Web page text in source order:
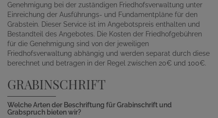
Genehmigung bei der zuständigen Friedhofsverwaltung unter
Einreichung der Ausführungs- und Fundamentpläne für den
Grabstein. Dieser Service ist im Angebotspreis enthalten und
Bestandteil des Angebotes. Die Kosten der Friedhofgebühren
für die Genehmigung sind von der jeweiligen
Friedhofsverwaltung abhängig und werden separat durch diese
berechnet und betragen in der Regel zwischen 20€ und 100€.
GRABINSCHRIFT
Welche Arten der Beschriftung für Grabinschrift und
Grabspruch bieten wir?